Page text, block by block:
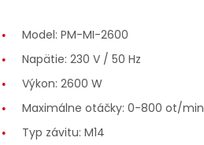
Model: PM-MI-2600
Napätie: 230 V / 50 Hz
Výkon: 2600 W
Maximálne otáčky: 0-800 ot/min
Typ závitu: M14